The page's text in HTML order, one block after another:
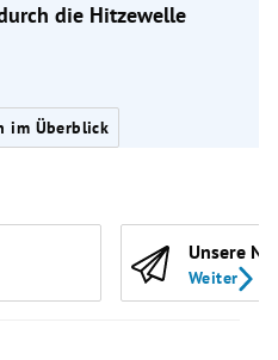
die Hitzewelle
im Überblick
Unsere
Weiter